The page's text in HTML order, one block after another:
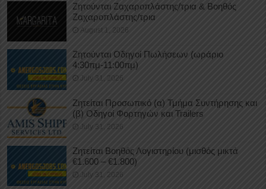
Ζητούνται Ζαχαροπλάστης/τρια & Βοηθός
Ζαχαροπλάστης/τρια
August 1, 2026
Ζητούνται Οδηγοί Πωλήσεων (ωράριο
4:30πμ-11:00πμ)
July 31, 2026
Ζητείται Προσωπικό (α) Τμήμα Συντήρησης και
(β) Οδηγοί Φορτηγών και Trailers
July 31, 2026
Ζητείται Βοηθός Λογιστηρίου (μισθός μικτά
€1.600 – €1.800)
July 31, 2026